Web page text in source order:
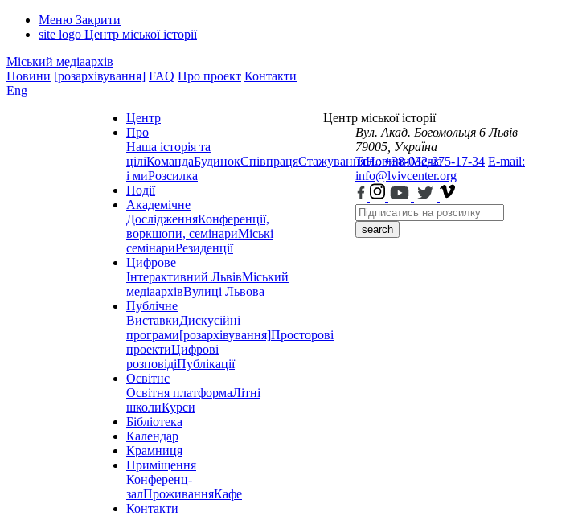
Меню Закрити
site logo Центр міської історії
Міський медіаархів
Новини [розархівування] FAQ Про проект Контакти
Eng
Центр
Про
Наша історія та
ціліКомандаБудинокСпівпрацяСтажуванняНовиниМедіа
і миРозсилка
Події
Академічне
ДослідженняКонференції,
воркшопи, семінариМіські
семінариРезиденції
Цифрове
Інтерактивний ЛьвівМіський
медіаархівВулиці Львова
Публічне
ВиставкиДискусійні
програми[розархівування]Просторові
проектиЦифрові
розповідіПублікації
Освітнє
Освітня платформаЛітні
школиКурси
Бібліотека
Календар
Крамниця
Приміщення
Конференц-
залПроживанняКафе
Контакти
Центр міської історії
Вул. Акад. Богомольця 6 Львів
79005, Україна
Тел.: +38-032-275-17-34 E-mail:
info@lvivcenter.org
search